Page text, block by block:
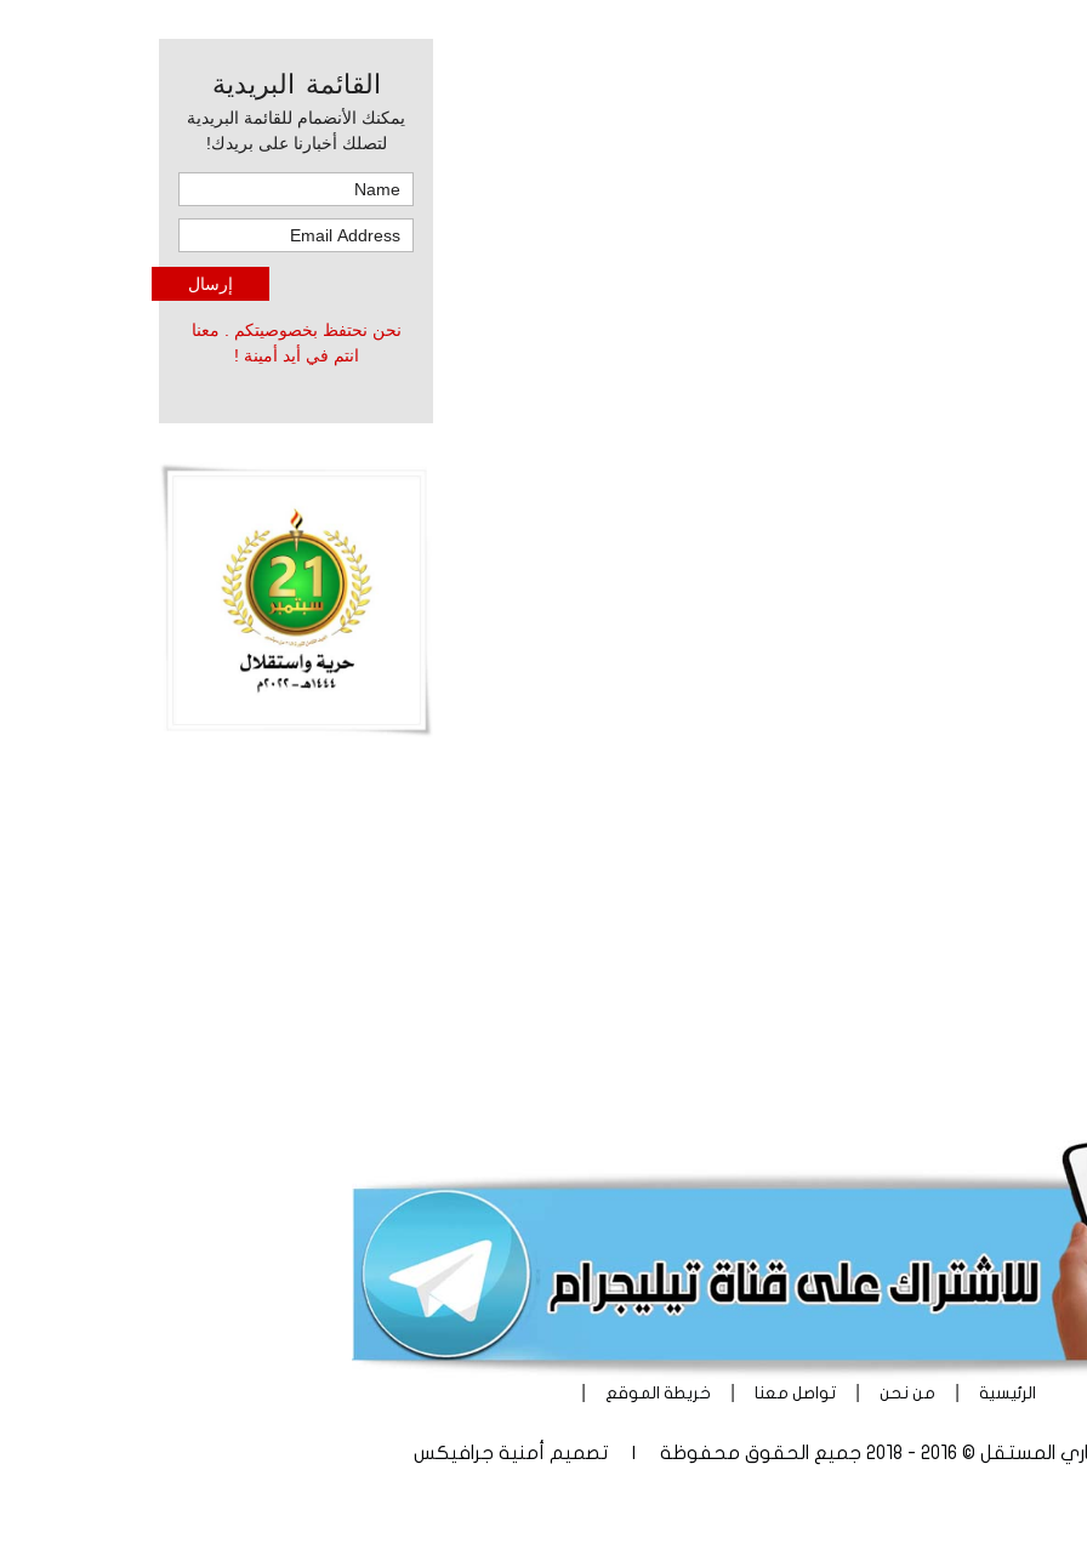
القائمة البريدية
يمكنك الأنضمام للقائمة البريدية
لتصلك أخبارنا على بريدك!
نحن نحتفظ بخصوصيتكم . معنا
انتم في أيد أمينة !
الرئيسية من نحن تواصل معنا خريطة الموقع
2018 جميع الحقوق محفوظة | تصميم أمنية جرافيكس